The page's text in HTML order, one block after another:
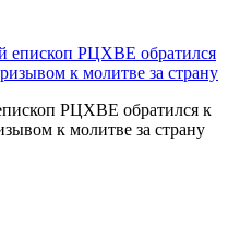
РЦХВЕ обратился к
к молитве за страну